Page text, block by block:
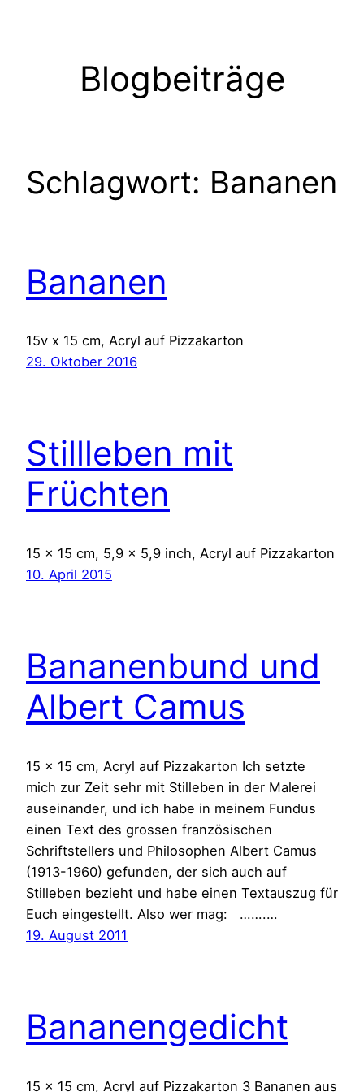
Blogbeiträge
Schlagwort: Bananen
Bananen
15v x 15 cm, Acryl auf Pizzakarton
29. Oktober 2016
Stillleben mit
Früchten
15 x 15 cm, 5,9 x 5,9 inch, Acryl auf Pizzakarton
10. April 2015
Bananenbund und
Albert Camus
15 x 15 cm, Acryl auf Pizzakarton Ich setzte
mich zur Zeit sehr mit Stilleben in der Malerei
auseinander, und ich habe in meinem Fundus
einen Text des grossen französischen
Schriftstellers und Philosophen Albert Camus
(1913-1960) gefunden, der sich auch auf
Stilleben bezieht und habe einen Textauszug für
Euch eingestellt. Also wer mag: …….…
19. August 2011
Bananengedicht
15 x 15 cm, Acryl auf Pizzakarton 3 Bananen aus